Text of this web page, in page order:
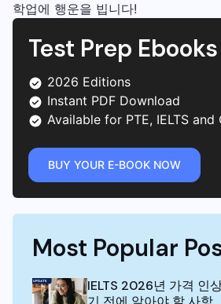
학업에 행운을 빕니다!
Test Prep Ebooks
2026 Editions
Instant PDF Download
Available for PTE, IELTS and
BUY YOUR E-BOOK NOW
Most Popular
IELTS 2026년 가격 인